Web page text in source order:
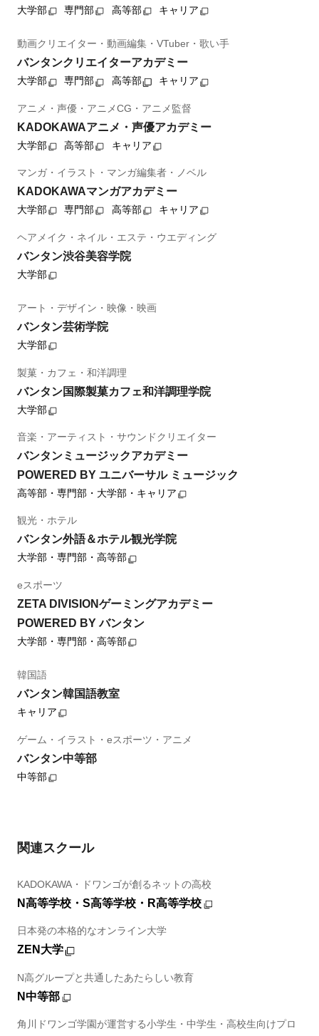
大学部 専門部 高等部 キャリア
動画クリエイター・動画編集・VTuber・歌い手
バンタンクリエイターアカデミー
大学部 専門部 高等部 キャリア
アニメ・声優・アニメCG・アニメ監督
KADOKAWAアニメ・声優アカデミー
大学部 高等部 キャリア
マンガ・イラスト・マンガ編集者・ノベル
KADOKAWAマンガアカデミー
大学部 専門部 高等部 キャリア
ヘアメイク・ネイル・エステ・ウエディング
バンタン渋谷美容学院
大学部
アート・デザイン・映像・映画
バンタン芸術学院
大学部
製菓・カフェ・和洋調理
バンタン国際製菓カフェ和洋調理学院
大学部
音楽・アーティスト・サウンドクリエイター
バンタンミュージックアカデミー
POWERED BY ユニバーサル ミュージック
高等部・専門部・大学部・キャリア
観光・ホテル
バンタン外語＆ホテル観光学院
大学部・専門部・高等部
eスポーツ
ZETA DIVISIONゲーミングアカデミー
POWERED BY バンタン
大学部・専門部・高等部
韓国語
バンタン韓国語教室
キャリア
ゲーム・イラスト・eスポーツ・アニメ
バンタン中等部
中等部
関連スクール
KADOKAWA・ドワンゴが創るネットの高校
N高等学校・S高等学校・R高等学校
日本発の本格的なオンライン大学
ZEN大学
N高グループと共通したあたらしい教育
N中等部
角川ドワンゴ学園が運営する小学生・中学生・高校生向けプロ